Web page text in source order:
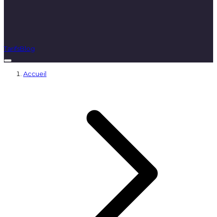
TarifsBlog
Accueil